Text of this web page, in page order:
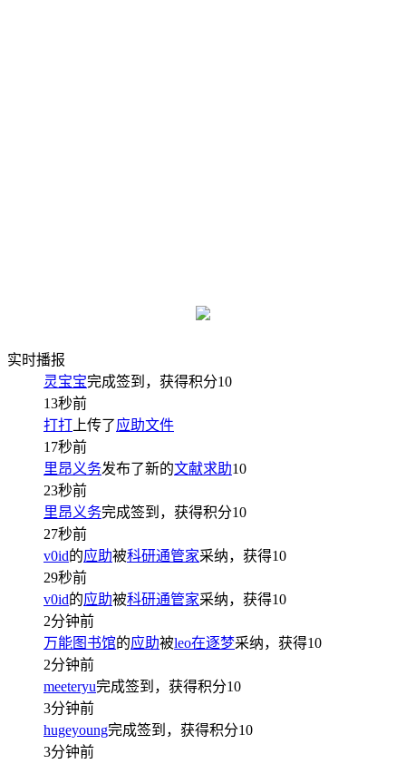
实时播报
灵宝宝完成签到，获得积分10
13秒前
打打 上传了 应助文件
17秒前
里昂义务发布了新的文献求助10
23秒前
里昂义务完成签到，获得积分10
27秒前
v0id的应助被科研通管家采纳，获得10
29秒前
v0id的应助被科研通管家采纳，获得10
2分钟前
万能图书馆的应助被leo在逐梦采纳，获得10
2分钟前
meeteryu完成签到，获得积分10
3分钟前
hugeyoung完成签到，获得积分10
3分钟前